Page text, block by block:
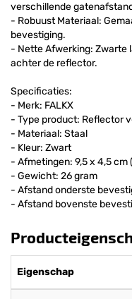
verschillende
- Robuust Materiaal:
bevestiging.
- Nette Afwerking: Zwarte
achter de reflector.
Specificaties:
- Merk: FALKX
- Type product: Reflector
- Materiaal: Staal
- Kleur: Zwart
- Afmetingen: 9,5 x 4,5 cm
- Gewicht: 26 gram
- Afstand onderste
- Afstand bovenste
Eigenschap